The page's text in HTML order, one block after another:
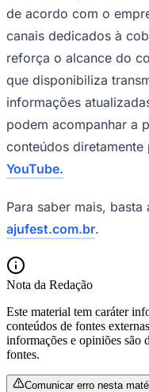
São Paulo
de acordo com o
canais dedicados à
reforça o alcance do
que disponibiliza
informações
podem acompanhar a
conteúdos diretamente
YouTube.
Para saber mais, basta
ajufest.com.br.
Nota da Redação
Este material tem caráter
conteúdos de fontes
informações e opiniões são
fontes.
Comunicar erro nesta